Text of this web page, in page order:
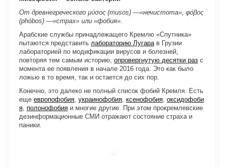
От древнегреческого μύσος (musos) —«нечистота», φόβος
(phóbos) —«страх» или «фобия».
Арабские службы принадлежащего Кремлю «Спутника»
пытаются представить лабораторию Лугара в Грузии
лабораторией по модификации вирусов и болезней,
повторяя тем самым историю, опровергнутую десятки раз с
момента ее появления в начале 2016 года. Это как было
ложью в то время, так и остается до сих пор.
Конечно, это далеко не полный список фобий Кремля. Есть
еще европофобия украинофобия ксенофобия оксидофоби
я полонофобия и многие другие. При этом прокремлевские
дезинформационные СМИ отражают состояние страха и
паники.